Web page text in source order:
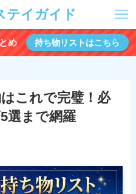
テイガイド
め 持ち物リストはこちら
これで完璧！必
選まで網羅